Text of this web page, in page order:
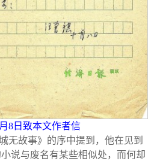
8日致本文作者信
无故事》的序中提到，他在见到
说与废名有某些相似处，而何却